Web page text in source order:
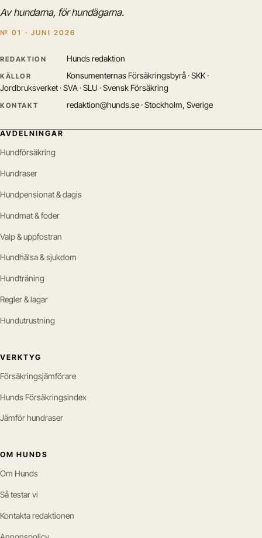
Av hundarna, för hundägarna.
№ 01 · JUNI 2026
REDAKTION Hunds redaktion
KÄLLOR
Konsumenternas Försäkringsbyrå · SKK ·
Jordbruksverket · SVA · SLU · Svensk Försäkring
KONTAKT redaktion@hunds.se · Stockholm, Sverige
AVDELNINGAR
Hundförsäkring
Hundraser
Hundpensionat & dagis
Hundmat & foder
Valp & uppfostran
Hundhälsa & sjukdom
Hundträning
Regler & lagar
Hundutrustning
VERKTYG
Försäkringsjämförare
Hunds Försäkringsindex
Jämför hundraser
OM HUNDS
Om Hunds
Så testar vi
Kontakta redaktionen